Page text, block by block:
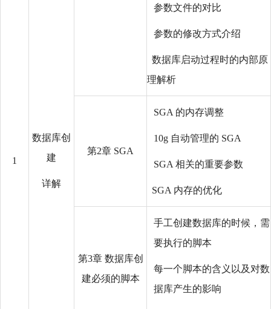
1
数据库创
建
详解
参数文件的对比
参数的修改方式介绍
数据库启动过程时的内部原
理解析
第2章 SGA
SGA 的内存调整
10g 自动管理的 SGA
SGA 相关的重要参数
SGA 内存的优化
第3章 数据库创
建必须的脚本
手工创建数据库的时候，需
要执行的脚本
每一个脚本的含义以及对数
据库产生的影响